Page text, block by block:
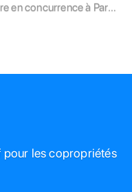
en concurrence à Paris
pour les copropriétés